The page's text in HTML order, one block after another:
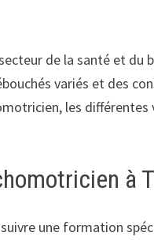
de la santé et
variés et des
les
à
une formation